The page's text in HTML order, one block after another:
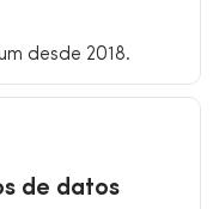
desde 2018.
de datos